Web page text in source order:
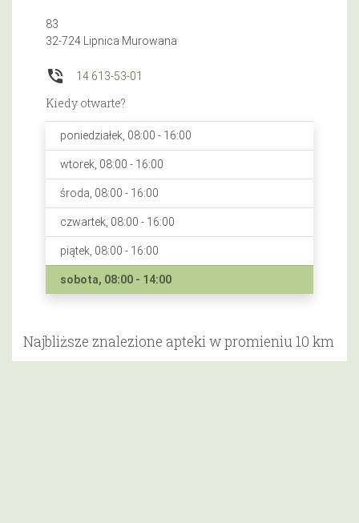
83
32-724 Lipnica Murowana
phone_in_talk 14 613-53-01
Kiedy otwarte?
poniedziałek, 08:00 - 16:00
wtorek, 08:00 - 16:00
środa, 08:00 - 16:00
czwartek, 08:00 - 16:00
piątek, 08:00 - 16:00
sobota, 08:00 - 14:00
Najbliższe znalezione apteki w promieniu 10 km